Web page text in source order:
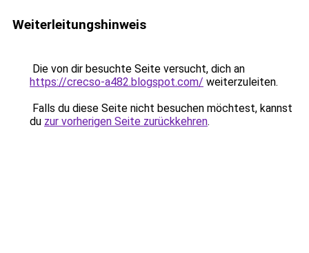
Weiterleitungshinweis
Die von dir besuchte Seite versucht, dich an
https://crecso-a482.blogspot.com/ weiterzuleiten.
Falls du diese Seite nicht besuchen möchtest, kannst
du zur vorherigen Seite zurückkehren.